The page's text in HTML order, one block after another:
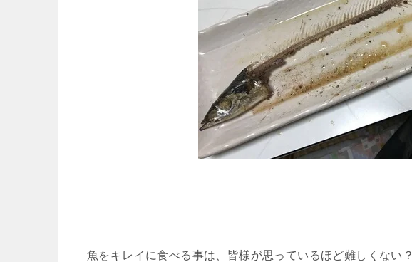
魚をキレイに食べる事は、皆様が思っているほど難しくない？